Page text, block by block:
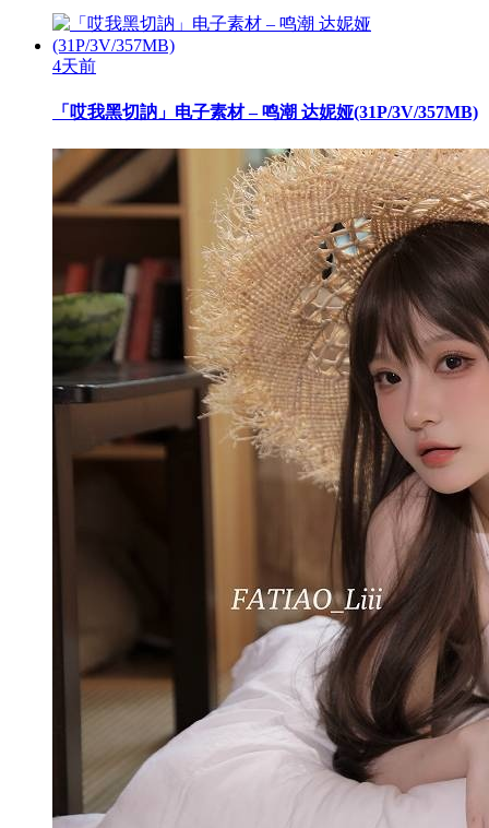
4天前
「哎我黑切訥」电子素材 – 鸣潮 达妮娅(31P/3V/357MB)